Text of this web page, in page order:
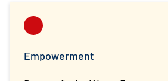
Empowerment